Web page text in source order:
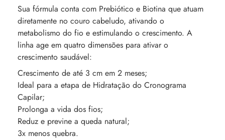
Sua fórmula conta com Prebiótico e Biotina que atuam
diretamente no couro cabeludo, ativando o
metabolismo do fio e estimulando o crescimento. A
linha age em quatro dimensões para ativar o
crescimento saudável:
Crescimento de até 3 cm em 2 meses;
Ideal para a etapa de Hidratação do Cronograma
Capilar;
Prolonga a vida dos fios;
Reduz e previne a queda natural;
3x menos quebra.